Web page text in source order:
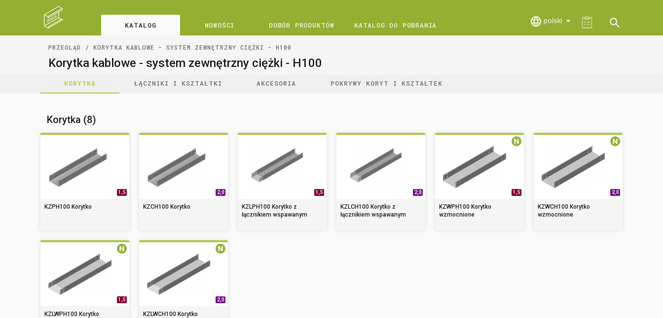
KATALOG NOWOŚCI DOBÓR PRODUKTÓW KATALOG DO POBRANIA polski
PRZEGLĄD KORYTKA KABLOWE - SYSTEM ZEWNĘTRZNY CIĘŻKI - H100
Korytka kablowe - system zewnętrzny ciężki - H100
KORYTKA ŁĄCZNIKI I KSZTAŁTKI AKCESORIA POKRYWY KORYT I KSZTAŁTEK
Korytka (8)
1,5
KZPH100 Korytko
2,0
KZCH100 Korytko
1,5
KZLPH100 Korytko z
łącznikiem wspawanym
2,0
KZLCH100 Korytko z
łącznikiem wspawanym
1,5
KZWPH100 Korytko
wzmocnione
2,0
KZWCH100 Korytko
wzmocnione
1,5
KZLWPH100 Korytko
2,0
KZLWCH100 Korytko